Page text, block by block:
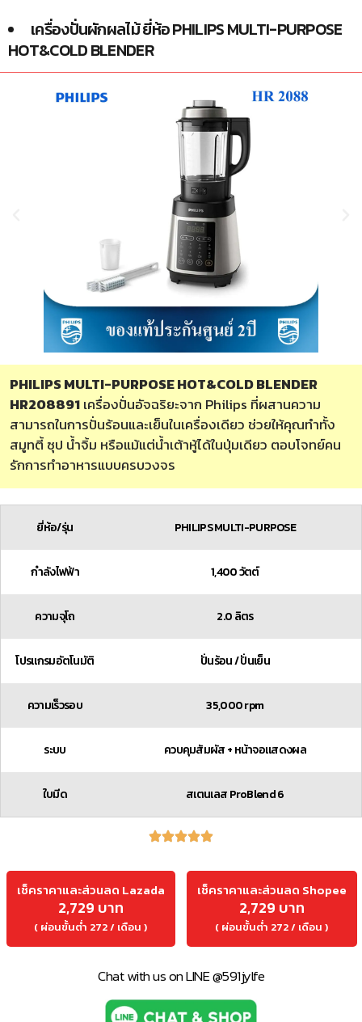
เครื่องปั่นผักผลไม้ ยี่ห้อ PHILIPS MULTI-PURPOSE
HOT&COLD BLENDER
PHILIPS MULTI-PURPOSE HOT&COLD BLENDER
HR208891เครื่องปั่นอัจฉริยะจาก Philips ที่ผสานความ
สามารถในการปั่นร้อนและเย็นในเครื่องเดียว ช่วยให้คุณทำทั้ง
สมูทตี้ ซุป น้ำจิ้ม หรือแม้แต่น้ำเต้าหู้ได้ในปุ่มเดียว ตอบโจทย์คน
รักการทำอาหารแบบครบวงจร
ยี่ห้อ/รุ่น PHILIPS MULTI-PURPOSE
กำลังไฟฟ้า 1,400 วัตต์
ความจุโถ 2.0 ลิตร
โปรแกรมอัตโนมัติ ปั่นร้อน / ปั่นเย็น
ความเร็วรอบ 35,000 rpm
ระบบ ควบคุมสัมผัส + หน้าจอแสดงผล
ใบมีด สเตนเลส ProBlend 6
เช็คราคาและส่วนลด Lazada
2,729 บาท
( ผ่อนขั้นต่ำ 272 / เดือน )
เช็คราคาและส่วนลด Shopee
2,729 บาท
( ผ่อนขั้นต่ำ 272 / เดือน )
Chat with us on LINE @591jylfe